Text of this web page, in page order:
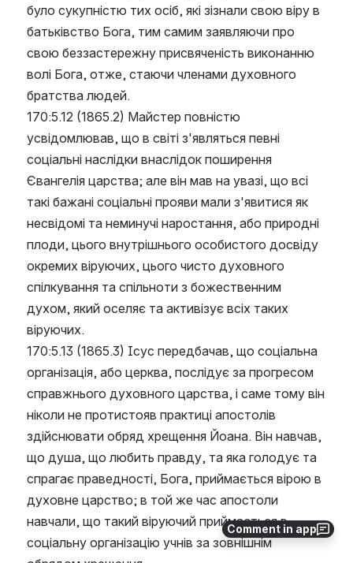
Comment in app
було сукупністю тих осіб, які зізнали свою віру в
батьківство Бога, тим самим заявляючи про
свою беззастережну присвяченість виконанню
волі Бога, отже, стаючи членами духовного
братства людей.
170:5.12 (1865.2) Майстер повністю
усвідомлював, що в світі з'являться певні
соціальні наслідки внаслідок поширення
Євангелія царства; але він мав на увазі, що всі
такі бажані соціальні прояви мали з'явитися як
несвідомі та неминучі наростання, або природні
плоди, цього внутрішнього особистого досвіду
окремих віруючих, цього чисто духовного
спілкування та спільноти з божественним
духом, який оселяє та активізує всіх таких
віруючих.
170:5.13 (1865.3) Ісус передбачав, що соціальна
організація, або церква, послідує за прогресом
справжнього духовного царства, і саме тому він
ніколи не протистояв практиці апостолів
здійснювати обряд хрещення Йоана. Він навчав,
що душа, що любить правду, та яка голодує та
спрагає праведності, Бога, приймається вірою в
духовне царство; в той же час апостоли
навчали, що такий віруючий приймається в
соціальну організацію учнів за зовнішнім